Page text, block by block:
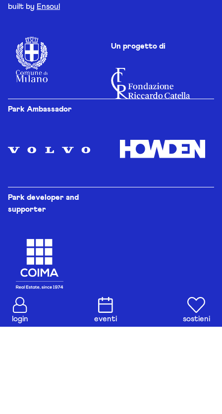
login eventi sostieni
built by Ensoul
Un progetto di
Park Ambassador
Park developer and
supporter